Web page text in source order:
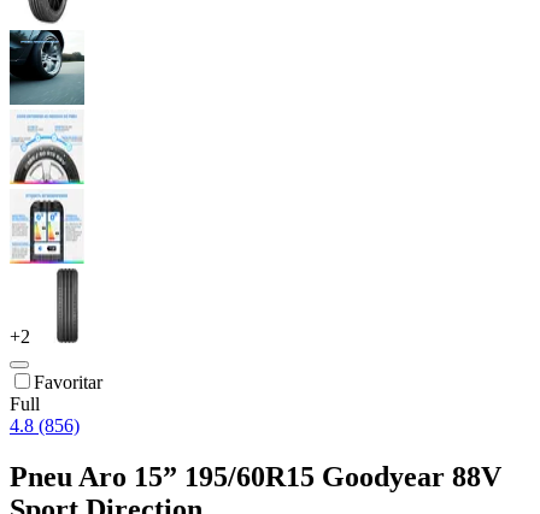
+2
Favoritar
Full
4.8 (856)
Pneu Aro 15” 195/60R15 Goodyear 88V